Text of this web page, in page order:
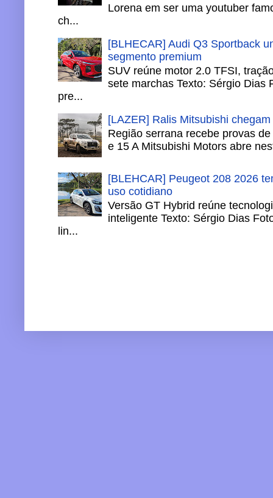
Lorena em ser uma youtuber
ch...
[BLHECAR] Audi Q3 Sportback
segmento premium
SUV reúne motor 2.0 TFSI,
sete marchas Texto: Sérgio Dias
pre...
[LAZER] Ralis Mitsubishi
Região serrana recebe provas
e 15 A Mitsubishi Motors abre
[BLEHCAR] Peugeot 208 2026
uso cotidiano
Versão GT Hybrid reúne
inteligente Texto: Sérgio Dias
lin...